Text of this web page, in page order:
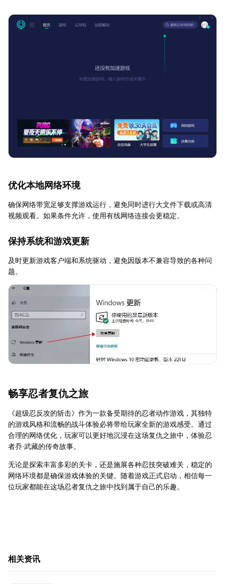
优化本地网络环境
确保网络带宽足够支撑游戏运行，避免同时进行大文件下载或高清
视频观看。如果条件允许，使用有线网络连接会更稳定。
保持系统和游戏更新
及时更新游戏客户端和系统驱动，避免因版本不兼容导致的各种问
题。
畅享忍者复仇之旅
《超级忍反攻的斩击》作为一款备受期待的忍者动作游戏，其独特
的游戏风格和流畅的战斗体验必将带给玩家全新的游戏感受。通过
合理的网络优化，玩家可以更好地沉浸在这场复仇之旅中，体验忍
者乔·武藏的传奇故事。
无论是探索丰富多彩的关卡，还是施展各种忍技突破难关，稳定的
网络环境都是确保游戏体验的关键。随着游戏正式启动，相信每一
位玩家都能在这场忍者复仇之旅中找到属于自己的乐趣。
相关资讯